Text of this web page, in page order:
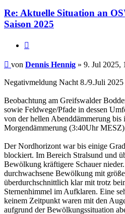
Re: Aktuelle Situation an
Saison 2025
Beitrag
von Dennis Hennig » 9. Jul 2025,
Negativmeldung Nacht 8./9.Juli 2025
Beobachtung am Greifswalder
sowie Feldwege/Pfade in dessen
von der hellen Abenddämmerung bis
Morgendämmerung (3:40Uhr MESZ)
Der Nordhorizont war bis einige
blockiert. Im Bereich Stralsund und
Bewölkung kräftigere Schauer
durchwachsene Bewölkung mit
überdurchschnittlich klar mit trotz
Sternenhimmel im Aufklaren. Eine
keinem Zeitpunkt waren mit den
aufgrund der Bewölkungssituation